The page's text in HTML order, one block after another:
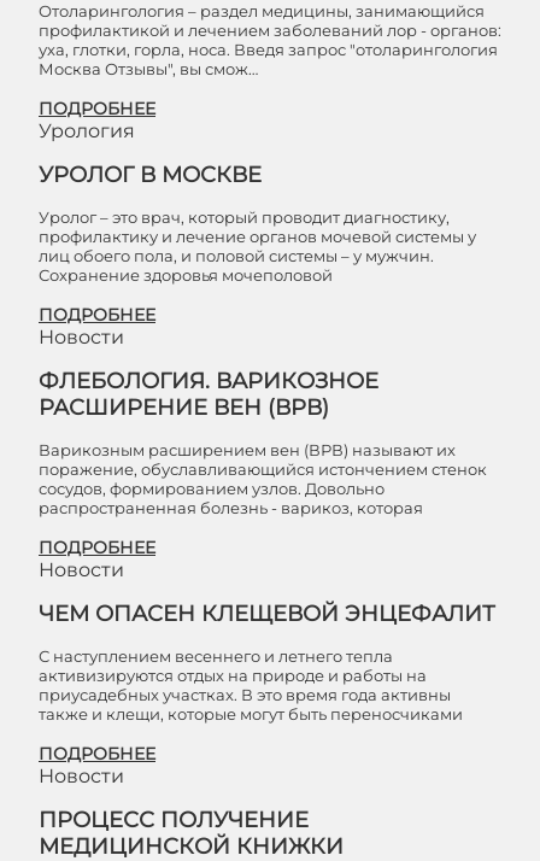
Отоларингология – раздел медицины, занимающийся
профилактикой и лечением заболеваний лор - органов:
уха, глотки, горла, носа. Введя запрос "отоларингология
Москва Отзывы", вы смож…
ПОДРОБНЕЕ
Урология
УРОЛОГ В МОСКВЕ
Уролог – это врач, который проводит диагностику,
профилактику и лечение органов мочевой системы у
лиц обоего пола, и половой системы – у мужчин.
Сохранение здоровья мочеполовой
ПОДРОБНЕЕ
Новости
ФЛЕБОЛОГИЯ. ВАРИКОЗНОЕ
РАСШИРЕНИЕ ВЕН (ВРВ)
Варикозным расширением вен (ВРВ) называют их
поражение, обуславливающийся истончением стенок
сосудов, формированием узлов. Довольно
распространенная болезнь - варикоз, которая
ПОДРОБНЕЕ
Новости
ЧЕМ ОПАСЕН КЛЕЩЕВОЙ ЭНЦЕФАЛИТ
С наступлением весеннего и летнего тепла
активизируются отдых на природе и работы на
приусадебных участках. В это время года активны
также и клещи, которые могут быть переносчиками
ПОДРОБНЕЕ
Новости
ПРОЦЕСС ПОЛУЧЕНИЕ
МЕДИЦИНСКОЙ КНИЖКИ